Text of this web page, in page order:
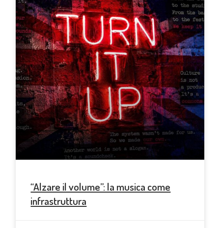
“Alzare il volume”: la musica come
infrastruttura